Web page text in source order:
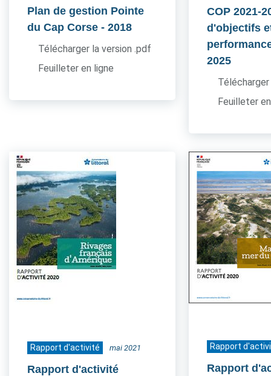
Plan de gestion Pointe
du Cap Corse - 2018
Télécharger la version .pdf
Feuilleter en ligne
COP 2021-
d'objectifs
2025
Feuilleter
Rapport d'activité mai 2021
Rapport d'activité
Rapport
Rapport